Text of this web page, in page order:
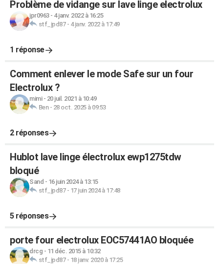
Problème de vidange sur lave linge electrolux
jpr0963- 4 janv. 2022 à 16:25
stf_jpd87- 4 janv. 2022 à 17:49
1 réponse
Comment enlever le mode Safe sur un four
Electrolux ?
mimi- 20 juil. 2021 à 10:49
Ben- 28 oct. 2025 à 09:53
2 réponses
Hublot lave linge électrolux ewp1275tdw
bloqué
Sand - 16 juin 2024 à 13:15
stf_jpd87- 17 juin 2024 à 17:48
5 réponses
porte four electrolux EOC57441AO bloquée
drcg - 11 déc. 2015 à 10:32
stf_jpd87- 18 janv. 2020 à 17:25